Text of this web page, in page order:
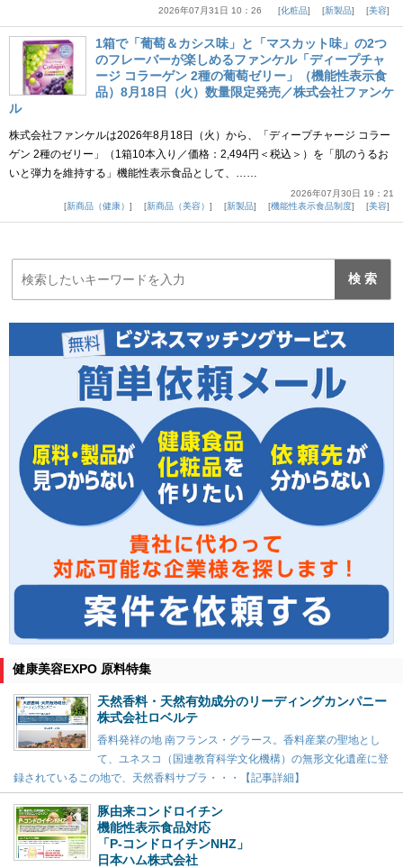
2026年07月31日 10：26 化粧品 新製品 美容
1箱で「葡萄＆カシス味」と「マスカット味」の2つ
のフレーバーが楽しめるファンケル「ディープチャ
ージ コラーゲン 2種の葡萄ゼリー」（機能性表示食
品）8月18日（火）数量限定発売／株式会社ファンケ
ル
株式会社ファンケルは2026年8月18日（火）から、「ディープチャージ コラー
ゲン 2種のゼリー」（1箱10本入り／価格：2,494円＜税込＞）を「肌のうるお
いと弾力を維持する」機能性表示食品として、……
2026年07月30日 19：21
新商品（健康）
新商品（美容） 新製品 機能性表示食品制度 美容
健康美容EXPO 原料特集
天然香料・天然有効成分のリーディングカンパニー
株式会社ロベルテ
香料発祥の地 南フランス・グラース。香料産業の聖地とし
て、ユネスコ（国連教育科学文化機構）の無形文化遺産に登
録されているこの地で、天然香料サプラ・・・【記事詳細】
豚由来コンドロイチン
機能性表示食品対応
「P-コンドロイチンNHZ」
日本ハム株式会社